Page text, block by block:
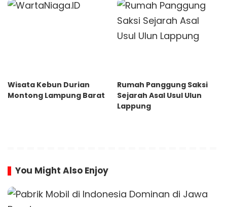
Wisata Kebun Durian
Montong Lampung Barat
Rumah Panggung Saksi
Sejarah Asal Usul Ulun
Lappung
You Might Also Enjoy